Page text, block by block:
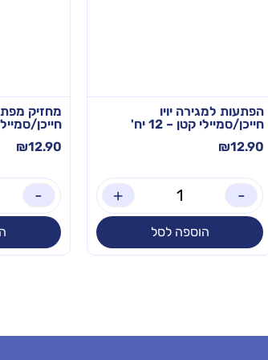
הפתעות למגירה יויו
חייכן/סמיילי קטן – 12 יח'
₪12.90
-
+
הוספה לסל
מחזיק
חייכן/סמיילי –
₪12.90
-